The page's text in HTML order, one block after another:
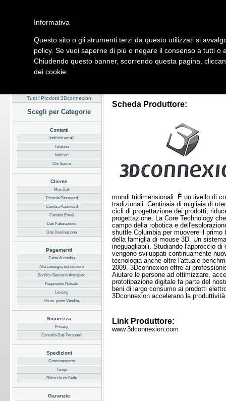
Home Listino Marchi Dati Cliente Servizi Company
Hardware Software Fotografia Telefonia Audio Video
Tutti i Prodotti 3Dconnexion
Scegli per Categorie
Contatti
Indirizzi email
Telefono
Indirizzi
Chi Siamo
Cliente
Miei Dati
Ricorda Password
Cambia Password
Cambia Email
Dati Fatturazione
Dati Destinazione
Pagamenti
Carte di credito
Alla consegna del corriere
Bonifico Bancario Anticipato
Pagamento Rateale
Leasing
c/o ns. punto Vendita,
Sicurezza
Privacy
Cancella Dati Personali
Spedizioni
Costo trasporto
Tempi
Ritiro c/o ns Sede
Garanzie
Scheda Produttore:
mondi tridimensionali. È un livello di
tradizionali. Centinaia di migliaia di
cicli di progettazione dei prodotti,
progettazione. La Core Technology
campo della robotica e
shuttle Columbia per muovere il
della famiglia di mouse 3D. Un
ineguagliabili. Studiando l'approccio
vengono sviluppati continuamente
tecnologia anche oltre l'attuale
2009. 3Dconnexion offre ai
Aiutare le persone ad ottimizzare,
prototipazione digitale fa parte del
beni di largo consumo ai prodotti
3Dconnexion accelerano la
Link Produttore:
www.3dconnexion.com
Informativa
Questo sito o gli strumenti terzi da questo utilizzati si
policy. Se vuoi saperne di più o negare il consenso a tutti o
Chiudendo questo banner, scorrendo questa pagina,
dei cookie.